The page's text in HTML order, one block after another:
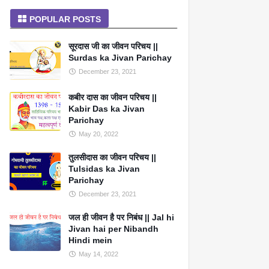
POPULAR POSTS
सूरदास जी का जीवन परिचय ||
Surdas ka Jivan Parichay
December 23, 2021
कबीर दास का जीवन परिचय ||
Kabir Das ka Jivan
Parichay
May 20, 2022
तुलसीदास का जीवन परिचय ||
Tulsidas ka Jivan
Parichay
December 23, 2021
जल ही जीवन है पर निबंध || Jal hi
Jivan hai per Nibandh
Hindi mein
May 14, 2022